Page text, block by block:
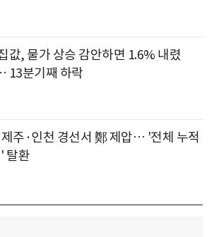
값, 물가 상승 감안하면 1.6% 내렸
13분기째 하락
주·인천 경선서 鄭 제압… '전체 누적
탈환